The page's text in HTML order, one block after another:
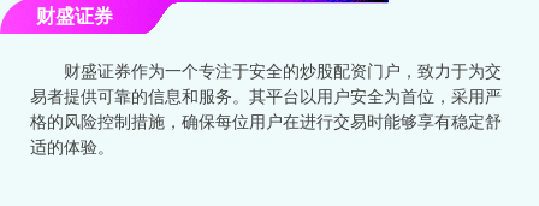
财盛证券
财盛证券作为一个专注于安全的炒股配资门户，致力于为交
易者提供可靠的信息和服务。其平台以用户安全为首位，采用严
格的风险控制措施，确保每位用户在进行交易时能够享有稳定舒
适的体验。